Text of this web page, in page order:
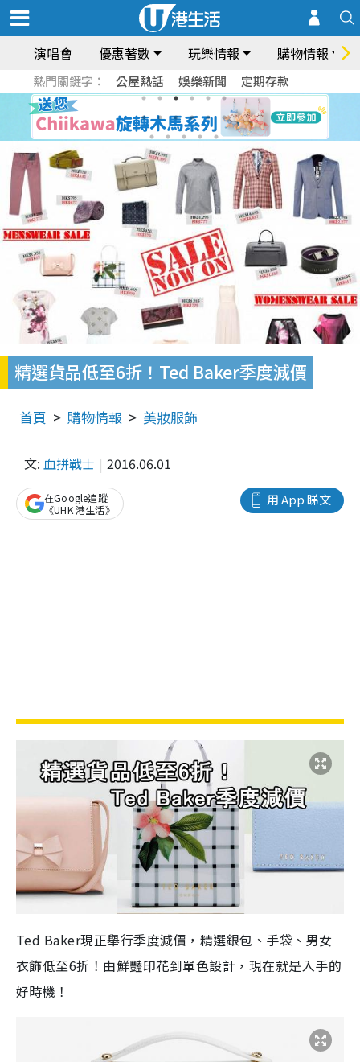
演唱會 優惠著數 玩樂情報 購物情報
熱門關鍵字： 公屋熱話 娛樂新聞 定期存款
精選貨品低至6折！Ted Baker季度減價
首頁 購物情報 美妝服飾
文: 血拼戰士 2016.06.01
用 App 睇文
在Google追蹤
《UHK 港生活》
Ted Baker現正舉行季度減價，精選銀包、手袋、男女
衣飾低至6折！由鮮豔印花到單色設計，現在就是入手的
好時機！